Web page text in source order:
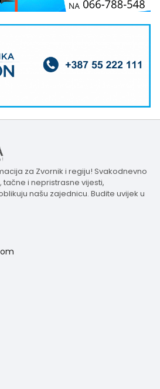
za Zvornik i regiju! Svakodnevno
i nepristrasne vijesti,
našu zajednicu. Budite uvijek u